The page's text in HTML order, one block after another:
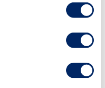
päätöksillä. Nopeasti
sekä yritysten että
tarkasteltiin yritysten ja